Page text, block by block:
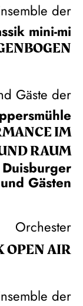
der
mini-mi
Gäste der
IM
RAUM
Gästen
Orchester
OPEN AIR
der